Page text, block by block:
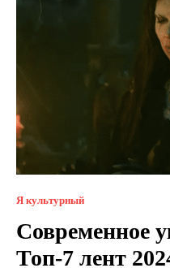
Я культурный
Современное
Топ-7 лент